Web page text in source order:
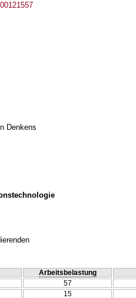
Denkens
Arbeitsbelastung
57
15